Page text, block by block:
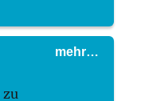
mehr…
zu